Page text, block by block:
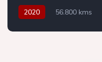
2020 56.800 kms